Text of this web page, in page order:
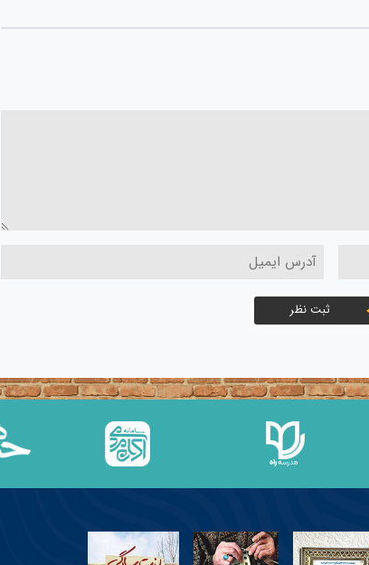
ثبت نظر